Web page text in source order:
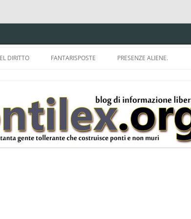
DIRITTO
DELLA LDA 633.
E
FANTARISPOSTE PRESENZE ALIENE.